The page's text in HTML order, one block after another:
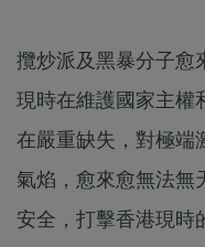
攬炒派及黑暴分子愈
現時在維護國家主權
在嚴重缺失，對極端
氣焰，愈來愈無法無
安全，打擊香港現時